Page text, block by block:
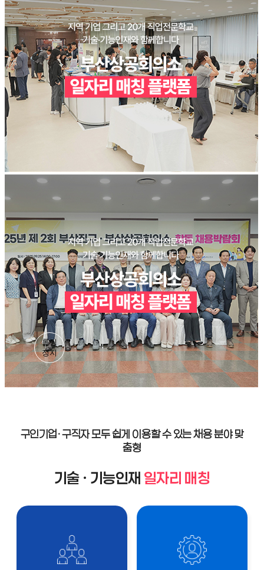
롤링
정지
구인기업· 구직자 모두 쉽게 이용할 수 있는 채용 분야 맞
춤형
기술 · 기능인재 일자리 매칭